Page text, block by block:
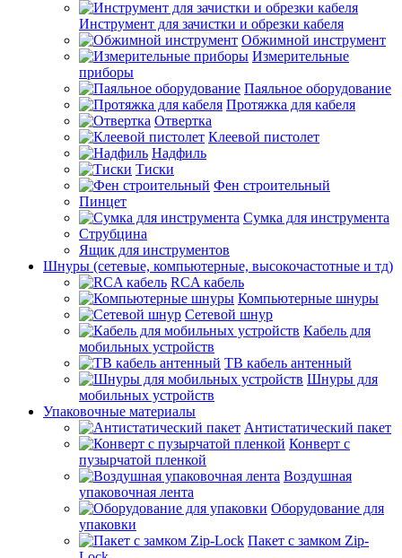
Инструмент для зачистки и обрезки кабеля
Обжимной инструмент
Измерительные
приборы
Паяльное оборудование
Протяжка для кабеля
Отвертка
Клеевой пистолет
Надфиль
Тиски
Фен строительный
Пинцет
Сумка для инструмента
Струбцина
Ящик для инструментов
Шнуры (сетевые, компьютерные, высокочастотные и тд)
RCA кабель
Компьютерные шнуры
Сетевой шнур
Кабель для
мобильных устройств
ТВ кабель антенный
Шнуры для
мобильных устройств
Упаковочные материалы
Антистатический пакет
Конверт с
пузырчатой пленкой
Воздушная
упаковочная лента
Оборудование для
упаковки
Пакет с замком Zip-